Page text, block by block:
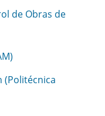
de Obras de
(Politécnica